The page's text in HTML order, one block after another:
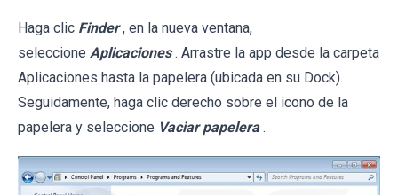
Haga clic Finder , en la nueva ventana,
seleccione Aplicaciones . Arrastre la app desde la carpeta
Aplicaciones hasta la papelera (ubicada en su Dock).
Seguidamente, haga clic derecho sobre el icono de la
papelera y seleccione Vaciar papelera .